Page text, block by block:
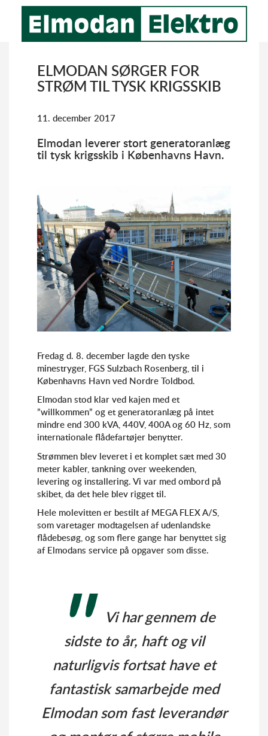
ELMODAN SØRGER FOR
STRØM TIL TYSK KRIGSSKIB
11. december 2017
Elmodan leverer stort generatoranlæg
til tysk krigsskib i Københavns Havn.
Fredag d. 8. december lagde den tyske
minestryger, FGS Sulzbach Rosenberg, til i
Københavns Havn ved Nordre Toldbod.
Elmodan stod klar ved kajen med et
”willkommen” og et generatoranlæg på intet
mindre end 300 kVA, 440V, 400A og 60 Hz, som
internationale flådefartøjer benytter.
Strømmen blev leveret i et komplet sæt med 30
meter kabler, tankning over weekenden,
levering og installering. Vi var med ombord på
skibet, da det hele blev rigget til.
Hele molevitten er bestilt af MEGA FLEX A/S,
som varetager modtagelsen af udenlandske
flådebesøg, og som flere gange har benyttet sig
af Elmodans service på opgaver som disse.
Vi har gennem de
sidste to år, haft og vil
naturligvis fortsat have et
fantastisk samarbejde med
Elmodan som fast leverandør